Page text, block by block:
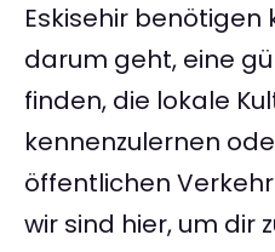
Eskisehir benötigen
darum geht, eine
finden, die lokale
kennenzulernen
öffentlichen
wir sind hier, um dir